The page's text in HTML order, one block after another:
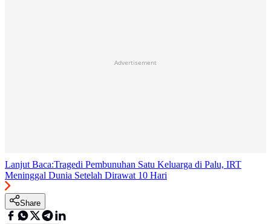
Advertisement
Lanjut Baca:Tragedi Pembunuhan Satu Keluarga di Palu, IRT
Meninggal Dunia Setelah Dirawat 10 Hari
Share